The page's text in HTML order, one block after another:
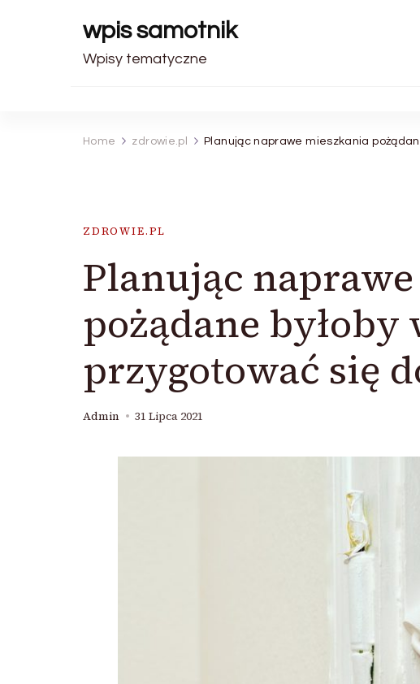
wpis samotnik
Wpisy tematyczne
Home zdrowie.pl Planując naprawe mieszkania
ZDROWIE.PL
Planując
pożądane byłoby
przygotować się
Admin 31 Lipca 2021